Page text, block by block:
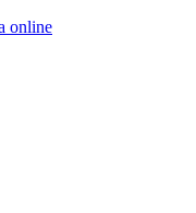
online